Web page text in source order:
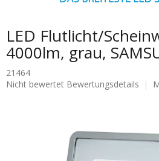
LED Flutlicht/
4000lm, grau,
21464
Die
Nicht bewertet Bewertungsdetails